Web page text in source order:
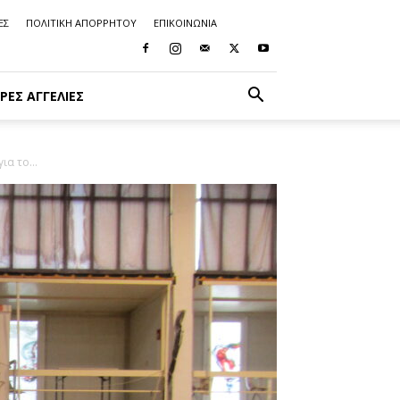
ΠΟΛΙΤΙΚΗ ΑΠΟΡΡΗΤΟΥ ΕΠΙΚΟΙΝΩΝΙΑ
ΑΓΓΕΛΊΕΣ
το...